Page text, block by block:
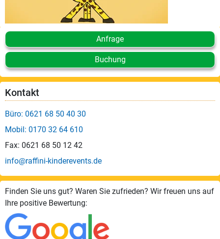
Anfrage
Buchung
Kontakt
Büro: 0621 68 50 40 30
Mobil: 0170 32 64 610
Fax: 0621 68 50 12 42
info@raffini-kinderevents.de
Finden Sie uns gut? Waren Sie zufrieden? Wir freuen uns auf
Ihre positive Bewertung: